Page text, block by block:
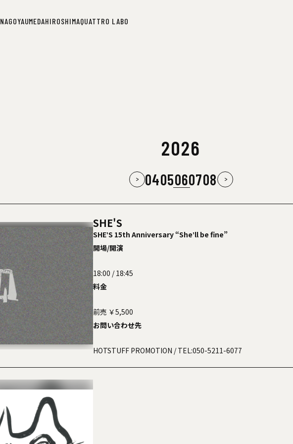
NAGOYAUMEDAHIROSHIMAQUATTRO LABO
2026
0405060708
SHE'S
SHEʼS 15th Anniversary “Sheʼll be fine”
開場/開演
18:00 / 18:45
料金
前売 ￥5,500
お問い合わせ先
HOTSTUFF PROMOTION / TEL:050-5211-6077